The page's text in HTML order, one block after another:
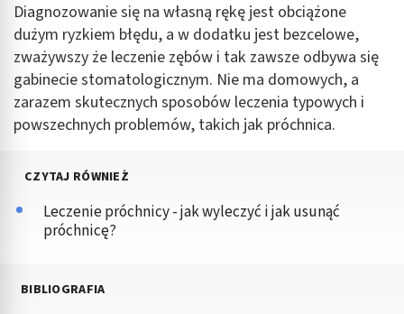
Diagnozowanie się na własną rękę jest obciążone
dużym ryzkiem błędu, a w dodatku jest bezcelowe,
zważywszy że leczenie zębów i tak zawsze odbywa się
gabinecie stomatologicznym. Nie ma domowych, a
zarazem skutecznych sposobów leczenia typowych i
powszechnych problemów, takich jak próchnica.
CZYTAJ RÓWNIEŻ
Leczenie próchnicy - jak wyleczyć i jak usunąć
próchnicę?
BIBLIOGRAFIA